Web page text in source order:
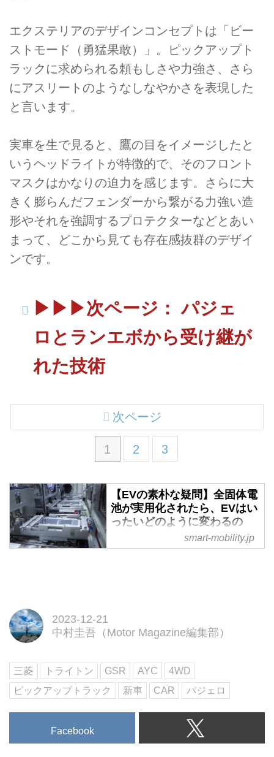
エクステリアのデザインコンセプトは「ビー
ストモード（勇猛果敢）」。ピックアップト
ラックに求められる頼もしさや力強さ、さら
にアスリートのようなしなやかさを表現した
と言います。
実車を生で見ると、鷹の目をイメージしたと
いうヘッドライトが特徴的で、そのフロント
マスクはかなりの迫力を感じます。さらに大
きく膨らんだフェンダーから繋がる力強い造
形やそれを強調するプロテクターなどとあい
まって、どこから見ても存在感抜群のデザイ
ンです。
▶▶▶次ページ： パジェ
ロとランエボから受け継が
れた技術
1 2 3
次ページ
【EVの素朴な疑問】全固体電
池が実用化されたら、EVはい
ったいどのように変わるの
か？ - スマートモビリティJP
は全固体電池について、実用化は
どういう意味を持つのか。EVメ
のかを考えてみた。（タイトル写
真は日産が2022年4月に公開した
全固体電池の試作生産設備）
smart-mobility.jp
2023-12-21
中村圭吾（Motor Magazine編集部）
三菱 トライトン GSR AYC
4WD
ピックアップトラック
新車 CAR パジェロ
Facebook